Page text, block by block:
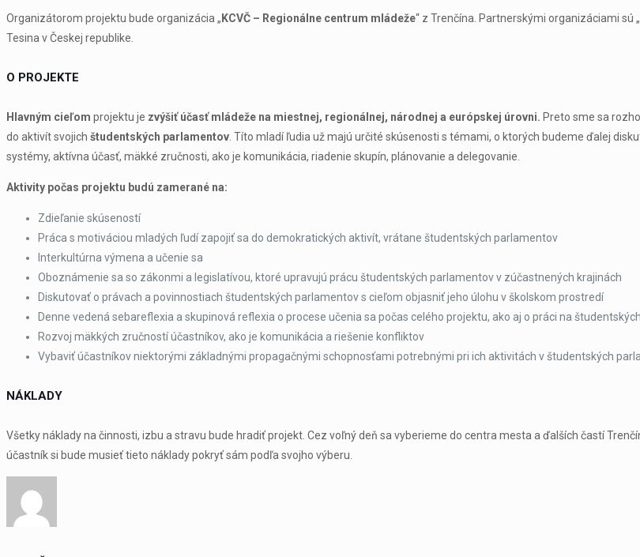
Organizátorom projektu bude organizácia „ KCVČ – Regionálne centrum mládeže“ z Trenčína. Partnerskými organizáciami sú „
Tesina v Českej republike.
O PROJEKTE
Hlavným cieľom projektu je zvýšiť účasť mládeže na miestnej, regionálnej, národnej a európskej úrovni. Preto sme sa
do aktivít svojich študentských parlamentov. Títo mladí ľudia už majú určité skúsenosti s témami, o ktorých budeme ďalej
systémy, aktívna účasť, mäkké zručnosti, ako je komunikácia, riadenie skupín, plánovanie a delegovanie.
Aktivity počas projektu budú zamerané na:
Zdieľanie skúseností
Práca s motiváciou mladých ľudí zapojiť sa do demokratických aktivít, vrátane študentských parlamentov
Interkultúrna výmena a učenie sa
Oboznámenie sa so zákonmi a legislatívou, ktoré upravujú prácu študentských parlamentov v zúčastnených krajinách
Diskutovať o právach a povinnostiach študentských parlamentov s cieľom objasniť jeho úlohu v školskom prostredí
Denne vedená sebareflexia a skupinová reflexia o procese učenia sa počas celého projektu, ako aj o práci na
Rozvoj mäkkých zručností účastníkov, ako je komunikácia a riešenie konfliktov
Vybaviť účastníkov niektorými základnými propagačnými schopnosťami potrebnými pri ich aktivitách v študentských
NÁKLADY
Všetky náklady na činnosti, izbu a stravu bude hradiť projekt. Cez voľný deň sa vyberieme do centra mesta a ďalších častí
účastník si bude musieť tieto náklady pokryť sám podľa svojho výberu.